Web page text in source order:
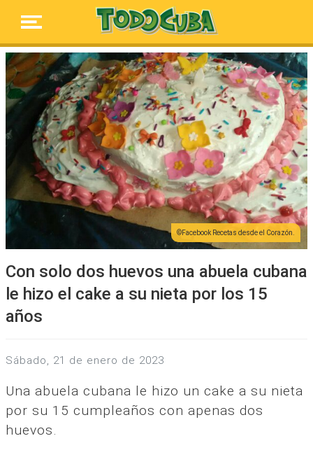
Facebook Recetas desde el Corazón.
Con solo dos huevos una abuela cubana
le hizo el cake a su nieta por los 15
años
sábado, 21 de enero de 2023
Una abuela cubana le hizo un cake a su nieta
por su 15 cumpleaños con apenas dos
huevos.